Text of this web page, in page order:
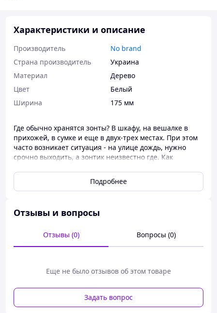
Характеристики и описание
Производитель
No brand
Страна производитель
Украина
Материал
Дерево
Цвет
Белый
Ширина
175 мм
Где обычно хранятся зонты? В шкафу, на вешалке в
прихожей, в сумке и еще в двух-трех местах. При этом
часто возникает ситуация - на улице дождь, нужно
срочно выходить, а зонтик неизвестно где. Как
испорченные нервы и возможное опоздание на работу
или встречу. Самое удобное место для хранения зонтов
зависимости от стилистической направленности
Высокая устойчивость – не опрокидываются при любом
количестве хранимых зонтов
Для справки, ХДФ или HDF (High Density Fiberboard) –
это инновационный материал, древесноволокнистая
плита очень высокой плотности. Для ее производства
Подробнее
Отзывы и вопросы
Отзывы (0) Вопросы (0)
Еще не было отзывов об этом товаре
Задать вопрос